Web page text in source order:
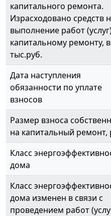
капитального ремонта.
Израсходовано средств
выполнение работ
капитальному ремонту,
тыс.руб.
Дата наступления
обязанности по уплате
взносов
Размер взноса
на капитальный ремонт,
Класс
дома
Класс
дома изменен в связи с
проведением работ